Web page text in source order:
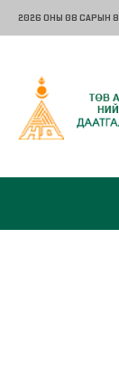
2026 ОНЫ 08 САРЫН 8